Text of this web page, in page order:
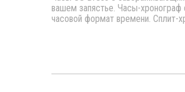
вашем запястье. Часы-
часовой формат времени. Сплит-